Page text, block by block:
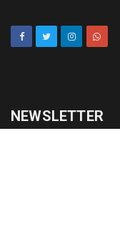
NEWSLETTER